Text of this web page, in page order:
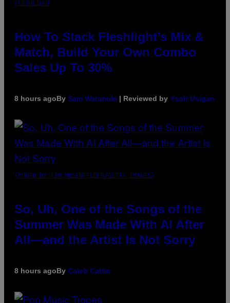
FLESHLIGHT
How To Stack Fleshlight’s Mix &
Match, Build Your Own Combo
Sales Up To 30%
8 hours agoBy Sam Watanuki | Reviewed by Ysolt Usigan
(PHOTO BY TIM MOSENFELDER/GETTY IMAGES)
So, Uh, One of the Songs of the
Summer Was Made With AI After
All—and the Artist Is Not Sorry
8 hours agoBy Caleb Catlin